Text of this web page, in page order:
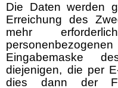
Die Daten werden
Erreichung des
mehr
Eingabemaske
diejenigen, die per
dies dann der